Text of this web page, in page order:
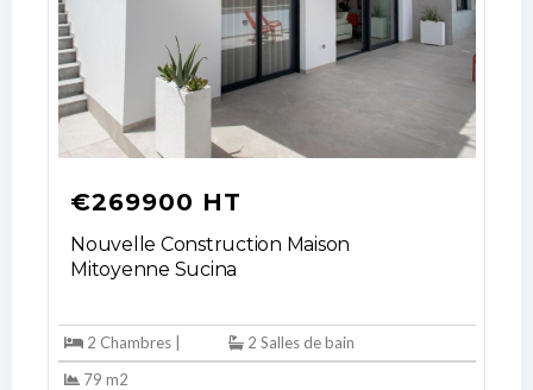
€269900 HT
Nouvelle Construction Maison
Mitoyenne Sucina
2 Chambres |
2 Salles de bain
79 m2